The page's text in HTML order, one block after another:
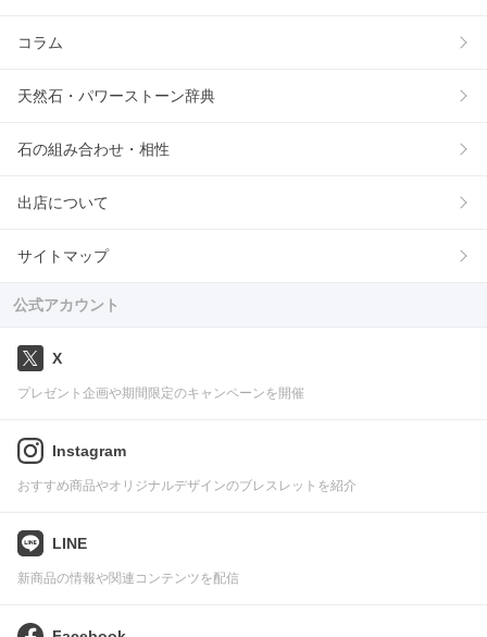
コラム
天然石・パワーストーン辞典
石の組み合わせ・相性
出店について
サイトマップ
公式アカウント
X
プレゼント企画や期間限定のキャンペーンを開催
Instagram
おすすめ商品やオリジナルデザインのブレスレットを紹介
LINE
新商品の情報や関連コンテンツを配信